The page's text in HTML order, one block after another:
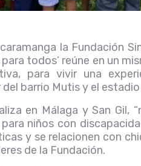
la Fundación
todos’ reúne en un
para vivir una
del barrio Mutis y el
en Málaga y San Gil,
niños con
y se relacionen con
de la Fundación.